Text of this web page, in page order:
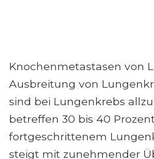
Knochenmetastasen von
Ausbreitung von
sind bei Lungenkrebs
betreffen 30 bis 40
fortgeschrittenem
steigt mit zunehmender